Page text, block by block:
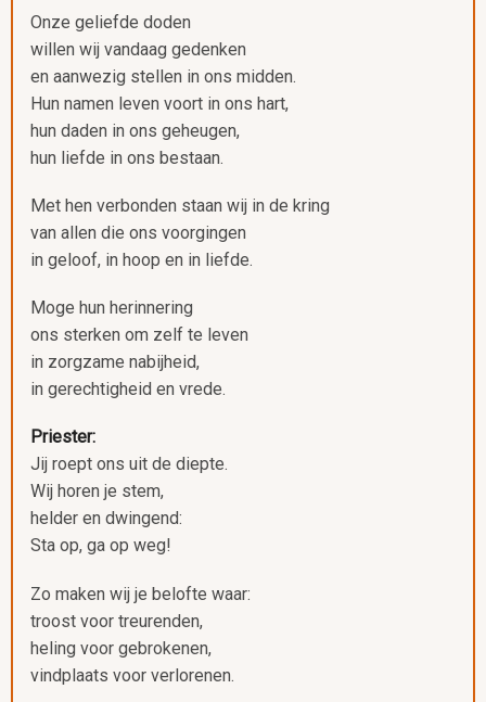
Onze geliefde doden
willen wij vandaag gedenken
en aanwezig stellen in ons midden.
Hun namen leven voort in ons hart,
hun daden in ons geheugen,
hun liefde in ons bestaan.
Met hen verbonden staan wij in de kring
van allen die ons voorgingen
in geloof, in hoop en in liefde.
Moge hun herinnering
ons sterken om zelf te leven
in zorgzame nabijheid,
in gerechtigheid en vrede.
Priester:
Jij roept ons uit de diepte.
Wij horen je stem,
helder en dwingend:
Sta op, ga op weg!
Zo maken wij je belofte waar:
troost voor treurenden,
heling voor gebrokenen,
vindplaats voor verlorenen.